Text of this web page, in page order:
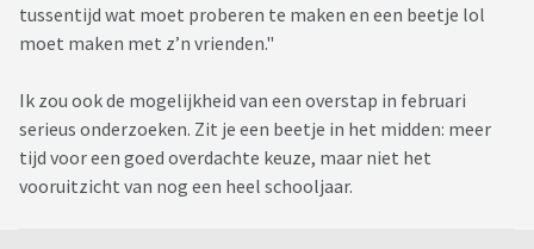
tussentijd wat moet proberen te maken en een beetje lol
moet maken met z’n vrienden."
Ik zou ook de mogelijkheid van een overstap in februari
serieus onderzoeken. Zit je een beetje in het midden: meer
tijd voor een goed overdachte keuze, maar niet het
vooruitzicht van nog een heel schooljaar.